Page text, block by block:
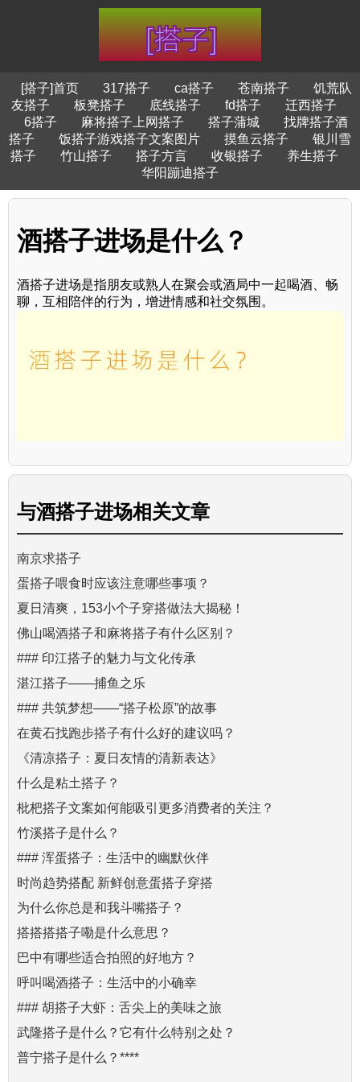
[搭子]首页 317搭子 ca搭子 苍南搭子
饥荒队
友搭子
板凳搭子 底线搭子 fd搭子
迁西搭子
6搭子
麻将搭子上网搭子 搭子蒲城
找牌搭子酒
搭子
饭搭子游戏搭子文案图片 摸鱼云搭子
银川雪
搭子
竹山搭子 搭子方言 收银搭子
养生搭子
华阳蹦迪搭子
酒搭子进场是什么？
酒搭子进场是指朋友或熟人在聚会或酒局中一起喝酒、畅
聊，互相陪伴的行为，增进情感和社交氛围。
与酒搭子进场相关文章
南京求搭子
蛋搭子喂食时应该注意哪些事项？
夏日清爽，153小个子穿搭做法大揭秘！
佛山喝酒搭子和麻将搭子有什么区别？
### 印江搭子的魅力与文化传承
湛江搭子——捕鱼之乐
### 共筑梦想——“搭子松原”的故事
在黄石找跑步搭子有什么好的建议吗？
《清凉搭子：夏日友情的清新表达》
什么是粘土搭子？
枇杷搭子文案如何能吸引更多消费者的关注？
竹溪搭子是什么？
### 浑蛋搭子：生活中的幽默伙伴
时尚趋势搭配 新鲜创意蛋搭子穿搭
为什么你总是和我斗嘴搭子？
搭搭搭搭子嘞是什么意思？
巴中有哪些适合拍照的好地方？
呼叫喝酒搭子：生活中的小确幸
### 胡搭子大虾：舌尖上的美味之旅
武隆搭子是什么？它有什么特别之处？
普宁搭子是什么？****